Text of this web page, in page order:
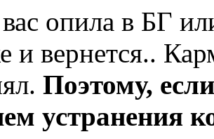
опила в БГ
и вернется..
Поэтому,
устранения